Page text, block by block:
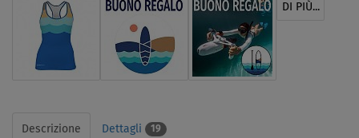
DI PIÙ...
Descrizione Dettagli 19